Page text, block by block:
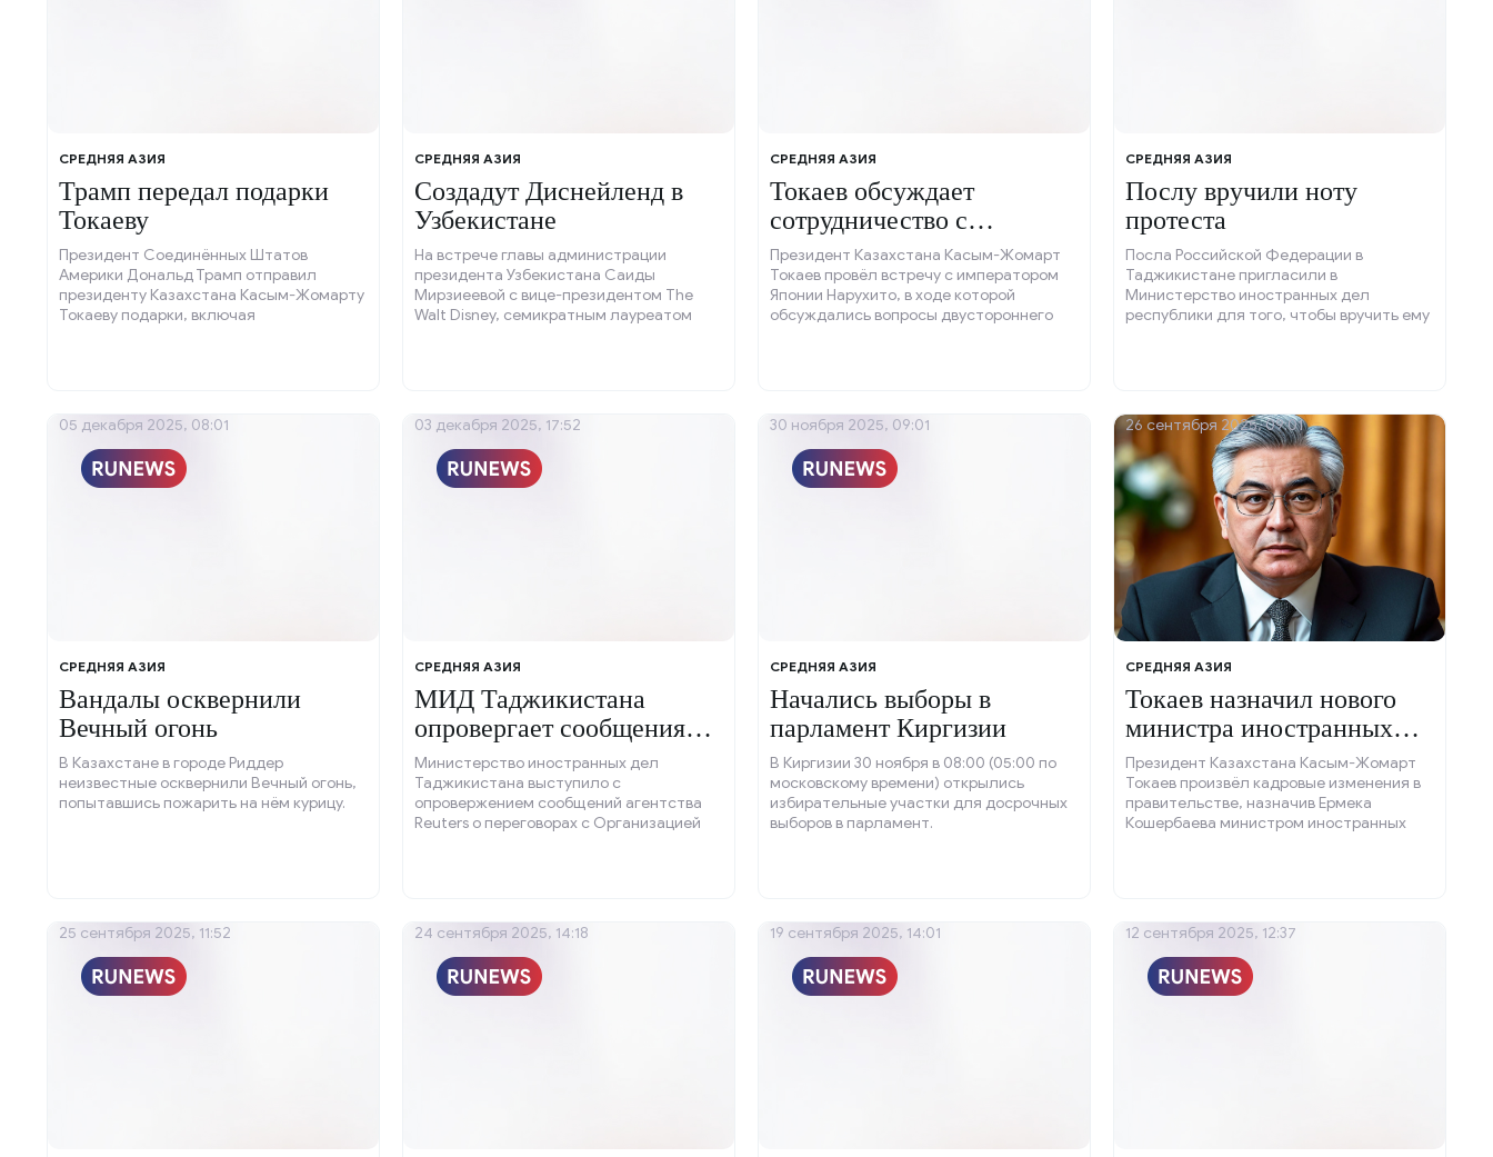
СРЕДНЯЯ АЗИЯ
Трамп передал подарки
Токаеву
Президент Соединённых Штатов
Америки Дональд Трамп отправил
президенту Казахстана Касым-Жомарту
Токаеву подарки, включая
СРЕДНЯЯ АЗИЯ
Создадут Диснейленд в
Узбекистане
На встрече главы администрации
президента Узбекистана Саиды
Мирзиеевой с вице-президентом The
Walt Disney, семикратным лауреатом
СРЕДНЯЯ АЗИЯ
Токаев обсуждает
сотрудничество с
Императором Японии
Президент Казахстана Касым-Жомарт
Токаев провёл встречу с императором
Японии Нарухито, в ходе которой
обсуждались вопросы двустороннего
СРЕДНЯЯ АЗИЯ
Послу вручили ноту
протеста
Посла Российской Федерации в
Таджикистане пригласили в
Министерство иностранных дел
республики для того, чтобы вручить ему
СРЕДНЯЯ АЗИЯ
Вандалы осквернили
Вечный огонь
В Казахстане в городе Риддер
неизвестные осквернили Вечный огонь,
попытавшись пожарить на нём курицу.
05 декабря 2025, 08:01
СРЕДНЯЯ АЗИЯ
МИД Таджикистана
опровергает сообщения
Reuters
Министерство иностранных дел
Таджикистана выступило с
опровержением сообщений агентства
Reuters о переговорах с Организацией
03 декабря 2025, 17:52
СРЕДНЯЯ АЗИЯ
Начались выборы в
парламент Киргизии
В Киргизии 30 ноября в 08:00 (05:00 по
московскому времени) открылись
избирательные участки для досрочных
выборов в парламент.
30 ноября 2025, 09:01
СРЕДНЯЯ АЗИЯ
Токаев назначил нового
министра иностранных
дел
Президент Казахстана Касым-Жомарт
Токаев произвёл кадровые изменения в
правительстве, назначив Ермека
Кошербаева министром иностранных
26 сентября 2025, 09:01
25 сентября 2025, 11:52 24 сентября 2025, 14:18 19 сентября 2025, 14:01 12 сентября 2025, 12:37